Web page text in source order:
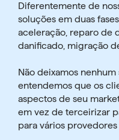
Diferentemente de
soluções em duas
aceleração, reparo de
danificado, migração
Não deixamos
entendemos que os
aspectos de seu
em vez de terceirizar
para vários provedores